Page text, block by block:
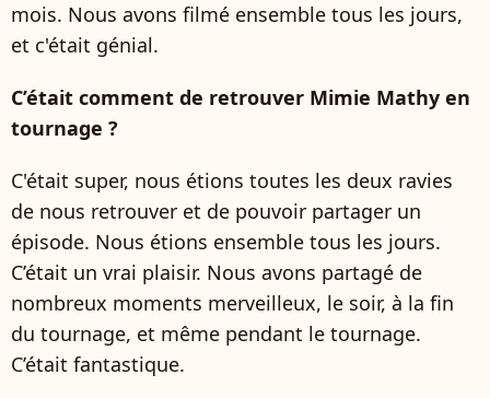
mois. Nous avons filmé ensemble tous les jours,
et c'était génial.
C’était comment de retrouver Mimie Mathy en
tournage ?
C'était super, nous étions toutes les deux ravies
de nous retrouver et de pouvoir partager un
épisode. Nous étions ensemble tous les jours.
C’était un vrai plaisir. Nous avons partagé de
nombreux moments merveilleux, le soir, à la fin
du tournage, et même pendant le tournage.
C’était fantastique.